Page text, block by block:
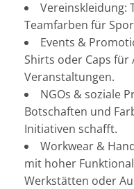
Vereinskleidung:
Teamfarben für
Events &
Shirts oder Caps für
Veranstaltungen.
NGOs & soziale
Botschaften und
Initiativen schafft.
Workwear &
mit hoher
Werkstätten oder